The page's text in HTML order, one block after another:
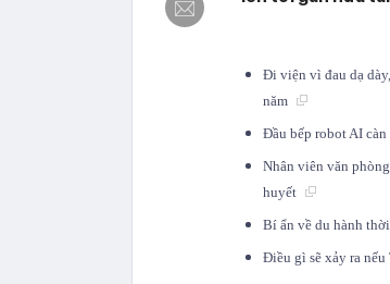
Đi viện vì đau dạ
năm
Đầu bếp robot AI
Nhân viên văn
huyết
Bí ẩn về du hành
Điều gì sẽ xảy ra